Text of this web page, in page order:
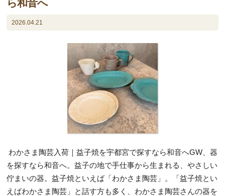
ら和音へ
2026.04.21
わかさま陶芸入荷｜益子焼を宇都宮で探すなら和音へGW、器
を探すなら和音へ。益子の地で手仕事から生まれる、やさしい
佇まいの器。益子焼といえば「わかさま陶芸」。「益子焼とい
えばわかさま陶芸」と話す方も多く、わかさま陶芸さんの器を